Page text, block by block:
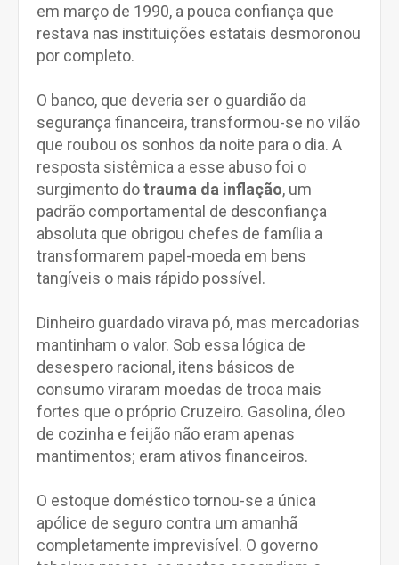
em março de 1990, a pouca confiança que
restava nas instituições estatais desmoronou
por completo.
O banco, que deveria ser o guardião da
segurança financeira, transformou-se no vilão
que roubou os sonhos da noite para o dia. A
resposta sistêmica a esse abuso foi o
surgimento dotrauma da inflação, um
padrão comportamental de desconfiança
absoluta que obrigou chefes de família a
transformarem papel-moeda em bens
tangíveis o mais rápido possível.
Dinheiro guardado virava pó, mas mercadorias
mantinham o valor. Sob essa lógica de
desespero racional, itens básicos de
consumo viraram moedas de troca mais
fortes que o próprio Cruzeiro. Gasolina, óleo
de cozinha e feijão não eram apenas
mantimentos; eram ativos financeiros.
O estoque doméstico tornou-se a única
apólice de seguro contra um amanhã
completamente imprevisível. O governo